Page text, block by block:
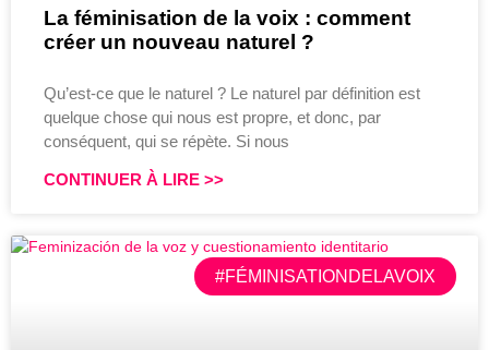
La féminisation de la voix : comment
créer un nouveau naturel ?
Qu’est-ce que le naturel ? Le naturel par définition est
quelque chose qui nous est propre, et donc, par
conséquent, qui se répète. Si nous
CONTINUER À LIRE >>
#FÉMINISATIONDELAVOIX